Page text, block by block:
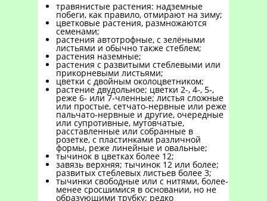
травянистые растения: надземные
побеги, как правило, отмирают на зиму;
цветковые растения, размножаются
семенами;
растения автотрофные, с зелёными
листьями и обычно также стеблем;
растения наземные;
растения с развитыми стеблевыми или
прикорневыми листьями;
цветки с двойным околоцветником;
растение двудольное; цветки 2-, 4-, 5-,
реже 6- или 7-членные; листья сложные
или простые, сетчато-нервные или реже
пальчато-нервные и другие, очередные
или супротивные, мутовчатые,
расставленные или собранные в
розетке, с пластинками различной
формы, реже линейные и овальные;
тычинок в цветках более 12;
завязь верхняя; тычинок 12 или более;
развитых стеблевых листьев более 3;
тычинки свободные или с нитями, более-
менее сросшимися в основании, но не
образующими трубку; редко